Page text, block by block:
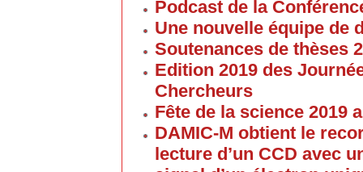
Podcast de la
Une nouvelle équipe de
Soutenances de thèses
Edition 2019 des
Chercheurs
Fête de la science 2019
DAMIC-M obtient le
lecture d’un CCD avec